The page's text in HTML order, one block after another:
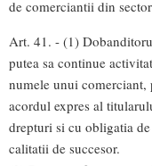
de comerciantii din
Art. 41. - (1)
putea sa continue
numele unui comerciant,
acordul expres al
drepturi si cu obligatia
calitatii de succesor.